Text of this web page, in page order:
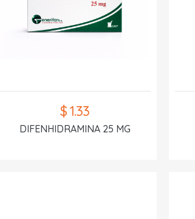
$ 1.33
DIFENHIDRAMINA 25 MG